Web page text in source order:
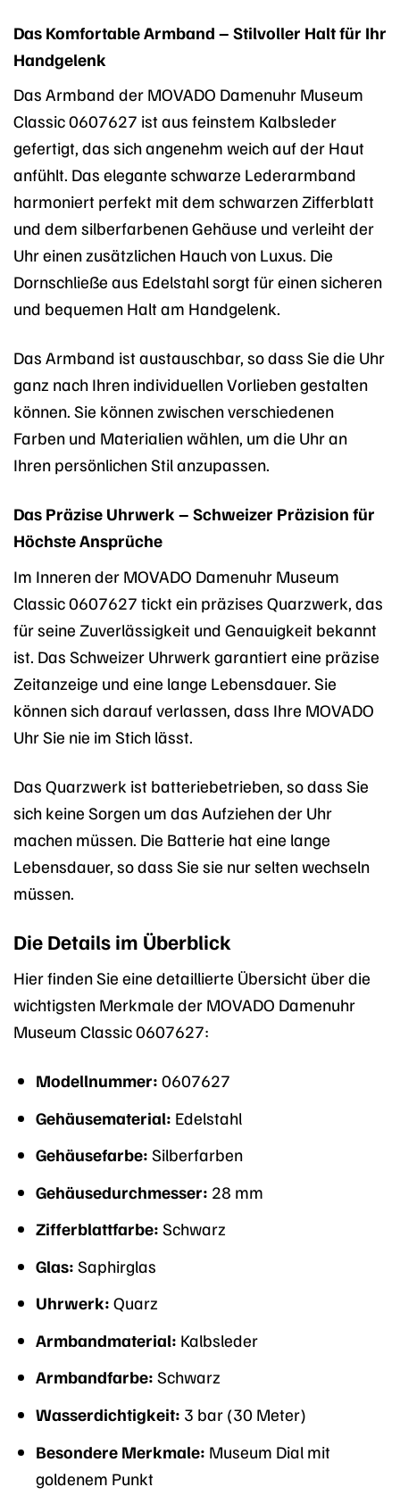
Das Komfortable Armband – Stilvoller Halt für Ihr
Handgelenk
Das Armband der MOVADO Damenuhr Museum
Classic 0607627 ist aus feinstem Kalbsleder
gefertigt, das sich angenehm weich auf der Haut
anfühlt. Das elegante schwarze Lederarmband
harmoniert perfekt mit dem schwarzen Zifferblatt
und dem silberfarbenen Gehäuse und verleiht der
Uhr einen zusätzlichen Hauch von Luxus. Die
Dornschließe aus Edelstahl sorgt für einen sicheren
und bequemen Halt am Handgelenk.
Das Armband ist austauschbar, so dass Sie die Uhr
ganz nach Ihren individuellen Vorlieben gestalten
können. Sie können zwischen verschiedenen
Farben und Materialien wählen, um die Uhr an
Ihren persönlichen Stil anzupassen.
Das Präzise Uhrwerk – Schweizer Präzision für
Höchste Ansprüche
Im Inneren der MOVADO Damenuhr Museum
Classic 0607627 tickt ein präzises Quarzwerk, das
für seine Zuverlässigkeit und Genauigkeit bekannt
ist. Das Schweizer Uhrwerk garantiert eine präzise
Zeitanzeige und eine lange Lebensdauer. Sie
können sich darauf verlassen, dass Ihre MOVADO
Uhr Sie nie im Stich lässt.
Das Quarzwerk ist batteriebetrieben, so dass Sie
sich keine Sorgen um das Aufziehen der Uhr
machen müssen. Die Batterie hat eine lange
Lebensdauer, so dass Sie sie nur selten wechseln
müssen.
Die Details im Überblick
Hier finden Sie eine detaillierte Übersicht über die
wichtigsten Merkmale der MOVADO Damenuhr
Museum Classic 0607627:
Modellnummer: 0607627
Gehäusematerial: Edelstahl
Gehäusefarbe: Silberfarben
Gehäusedurchmesser: 28 mm
Zifferblattfarbe: Schwarz
Glas: Saphirglas
Uhrwerk: Quarz
Armbandmaterial: Kalbsleder
Armbandfarbe: Schwarz
Wasserdichtigkeit: 3 bar (30 Meter)
Besondere Merkmale: Museum Dial mit
goldenem Punkt